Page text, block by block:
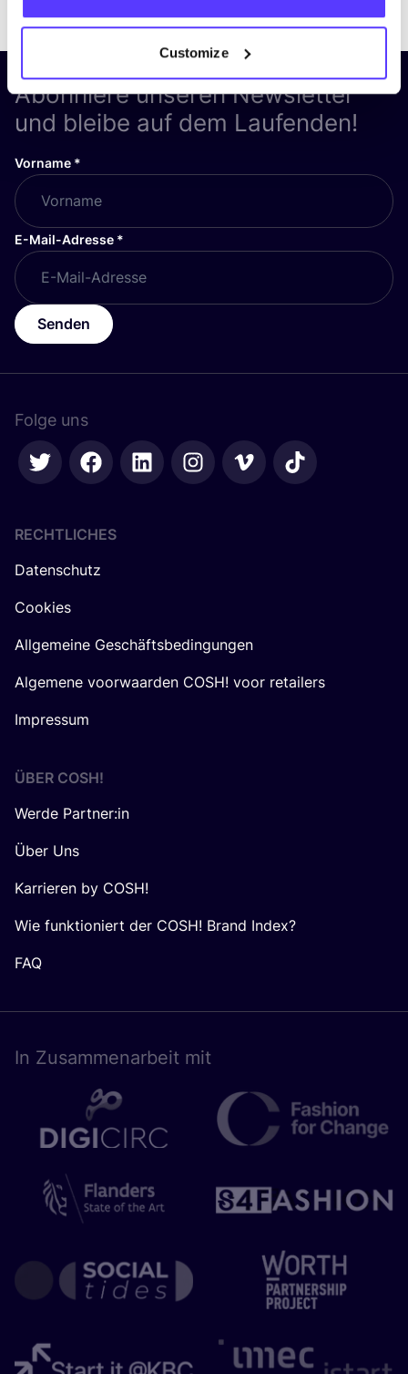
Customize
Abonniere unseren Newsletter
und bleibe auf dem Laufenden!
Vorname *
E-Mail-Adresse *
Senden
Folge uns
RECHTLICHES
Datenschutz
Cookies
Allgemeine Geschäftsbedingungen
Algemene voorwaarden COSH! voor retailers
Impressum
ÜBER COSH!
Werde Partner:in
Über Uns
Karrieren by COSH!
Wie funktioniert der COSH! Brand Index?
FAQ
In Zusam­men­ar­beit mit